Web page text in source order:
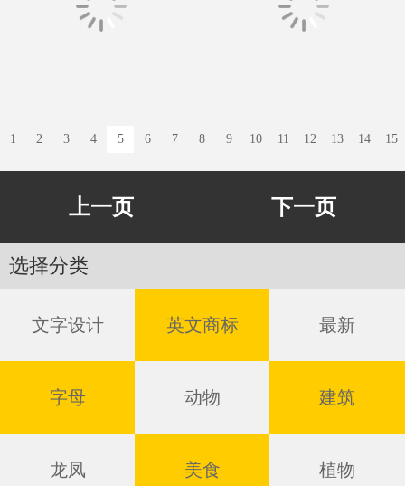
1 2 3 4 5 6 7 8 9 10 11 12 13 14 15
上一页 下一页
选择分类
文字设计 英文商标 最新
字母 动物 建筑
龙凤 美食 植物